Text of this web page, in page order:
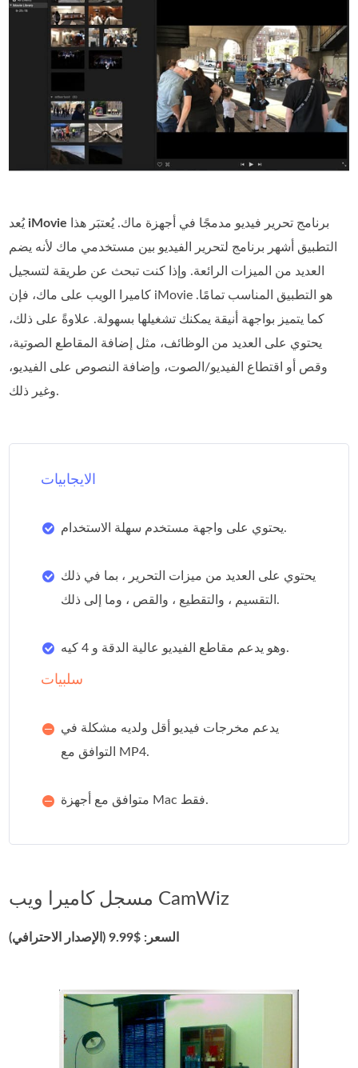
يُعد iMovie
التطبيق أشهر برنامج لتحرير الفيديو بين مستخدمي ماك لأنه يضم
العديد من الميزات الرائعة. وإذا كنت تبحث عن طريقة لتسجيل
كاميرا الويب على ماك، فإن iMovie هو التطبيق المناسب تمامًا.
كما يتميز بواجهة أنيقة يمكنك تشغيلها بسهولة. علاوةً على ذلك،
يحتوي على العديد من الوظائف، مثل إضافة المقاطع الصوتية،
وقص أو اقتطاع الفيديو/الصوت، وإضافة النصوص على الفيديو،
وغير ذلك.
الايجابيات
يحتوي على واجهة مستخدم سهلة الاستخدام.
يحتوي على العديد من ميزات التحرير ، بما في ذلك
التقسيم ، والتقطيع ، والقص ، وما إلى ذلك.
وهو يدعم مقاطع الفيديو عالية الدقة و 4 كيه.
سلبيات
يدعم مخرجات فيديو أقل ولديه مشكلة في
التوافق مع MP4.
متوافق مع أجهزة Mac فقط.
مسجل كاميرا ويب CamWiz
السعر: $9.99 (الإصدار الاحترافي)